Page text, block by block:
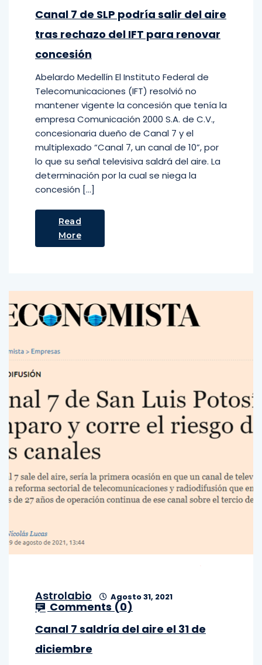
Canal 7 de SLP podría salir del aire
tras rechazo del IFT para renovar
concesión
Abelardo Medellín El Instituto Federal de
Telecomunicaciones (IFT) resolvió no
mantener vigente la concesión que tenía la
empresa Comunicación 2000 S.A. de C.V.,
concesionaria dueño de Canal 7 y el
multiplexado “Canal 7, un canal de 10”, por
lo que su señal televisiva saldrá del aire. La
determinación por la cual se niega la
concesión […]
Read
More
Astrolabio Agosto 31, 2021
Comments (0)
Canal 7 saldría del aire el 31 de
diciembre